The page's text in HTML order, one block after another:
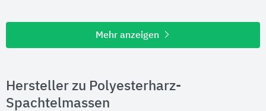
Mehr anzeigen
Hersteller zu Polyesterharz-
Spachtelmassen